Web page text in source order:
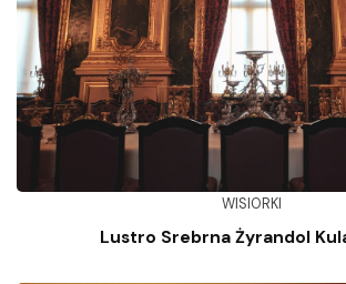
WISIORKI
Lustro Srebrna Żyrandol